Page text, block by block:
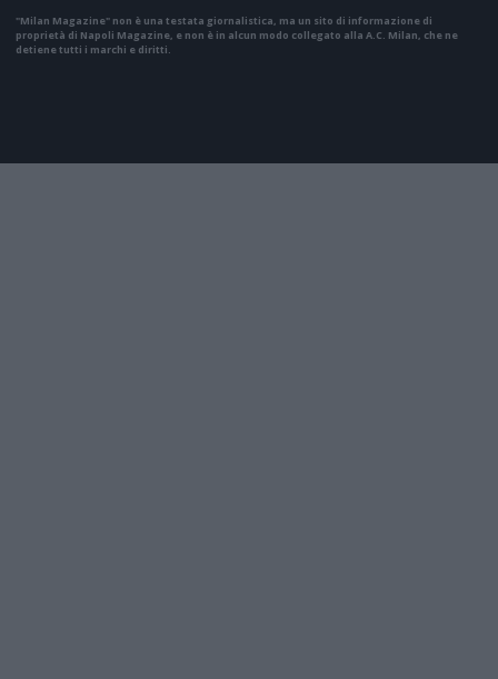
"Milan Magazine" non è una testata giornalistica, ma un sito di informazione di
proprietà di Napoli Magazine, e non è in alcun modo collegato alla A.C. Milan, che ne
detiene tutti i marchi e diritti.